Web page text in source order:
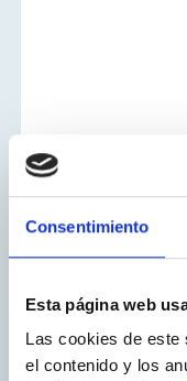
Consentimiento
Esta página web
Las cookies de este
el contenido y los